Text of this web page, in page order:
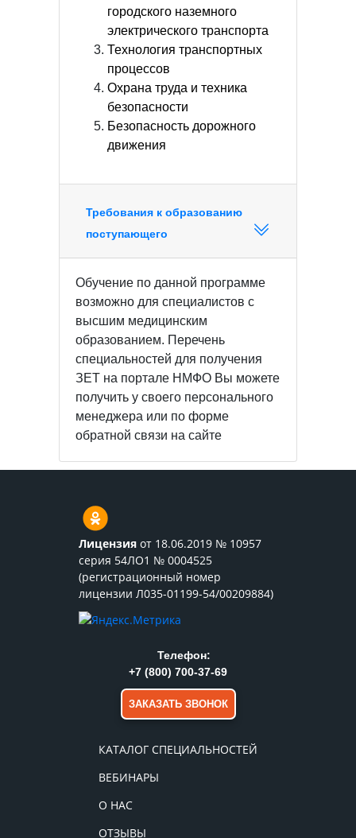
городского наземного
электрического транспорта
Технология транспортных
процессов
Охрана труда и техника
безопасности
Безопасность дорожного
движения
Требования к образованию
поступающего
Обучение по данной программе
возможно для специалистов с
высшим медицинским
образованием. Перечень
специальностей для получения
ЗЕТ на портале НМФО Вы можете
получить у своего персонального
менеджера или по форме
обратной связи на сайте
Лицензия от 18.06.2019 № 10957
серия 54ЛО1 № 0004525
(регистрационный номер
лицензии Л035-01199-54/00209884)
КАТАЛОГ СПЕЦИАЛЬНОСТЕЙ
ВЕБИНАРЫ
О НАС
ОТЗЫВЫ
Телефон:
+7 (800) 700-37-69
ЗАКАЗАТЬ ЗВОНОК